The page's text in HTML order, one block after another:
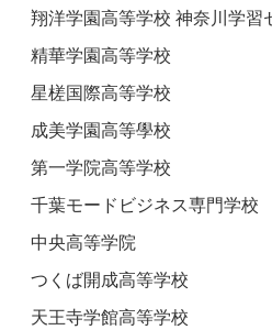
翔洋学園高等学校 神奈川学習
精華学園高等学校
星槎国際高等学校
成美学園高等學校
第一学院高等学校
千葉モードビジネス専門学
中央高等学院
つくば開成高等学校
天王寺学館高等学校